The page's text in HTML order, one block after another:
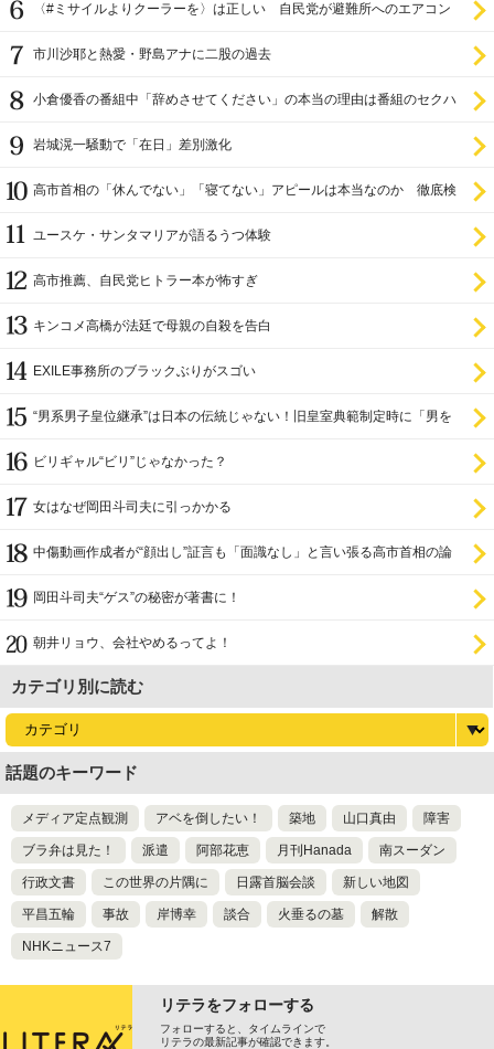
〈#ミサイルよりクーラーを〉は正しい 自民党が避難所へのエアコン
市川沙耶と熱愛・野島アナに二股の過去
小倉優香の番組中「辞めさせてください」の本当の理由は番組のセクハ
岩城滉一騒動で「在日」差別激化
高市首相の「休んでない」「寝てない」アピールは本当なのか 徹底検
ユースケ・サンタマリアが語るうつ体験
高市推薦、自民党ヒトラー本が怖すぎ
キンコメ高橋が法廷で母親の自殺を告白
EXILE事務所のブラックぶりがスゴい
“男系男子皇位継承”は日本の伝統じゃない！旧皇室典範制定時に「男を
ビリギャル“ビリ”じゃなかった？
女はなぜ岡田斗司夫に引っかかる
中傷動画作成者が“顔出し”証言も「面識なし」と言い張る高市首相の論
岡田斗司夫“ゲス”の秘密が著書に！
朝井リョウ、会社やめるってよ！
カテゴリ別に読む
話題のキーワード
メディア定点観測 アベを倒したい！ 築地 山口真由 障害
ブラ弁は見た！ 派遣 阿部花恵 月刊Hanada 南スーダン
行政文書 この世界の片隅に 日露首脳会談 新しい地図
平昌五輪 事故 岸博幸 談合 火垂るの墓 解散
NHKニュース7
リテラをフォローする
フォローすると、タイムラインで
リテラの最新記事が確認できます。